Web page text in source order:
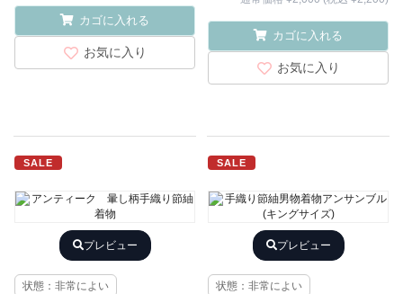
カゴに入れる
お気に入り
カゴに入れる
お気に入り
SALE
プレビュー
状態：非常によい
SALE
プレビュー
状態：非常によい